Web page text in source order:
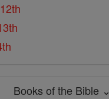
Books of the Bible ⌄